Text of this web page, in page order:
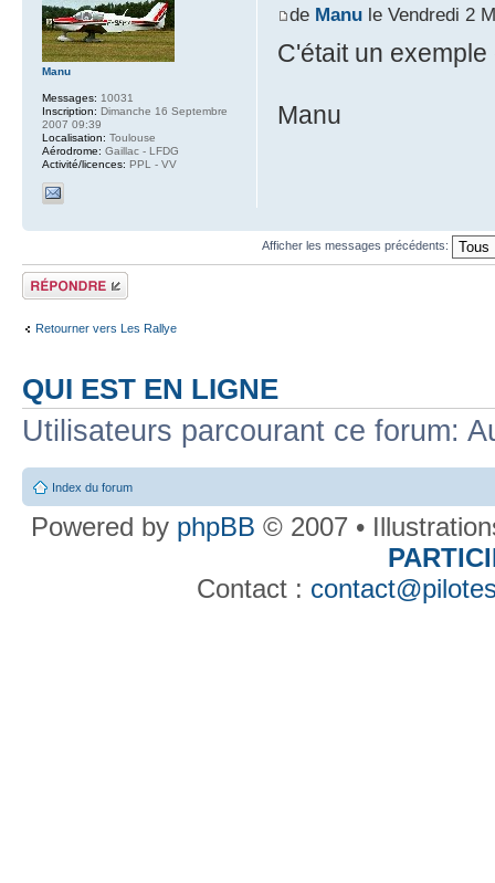
de Manule Vendredi 2
C'était un
Manu
Manu
Messages: 10031
Inscription: Dimanche 16 Septembre
2007 09:39
Localisation: Toulouse
Aérodrome: Gaillac - LFDG
Activité/licences: PPL - VV
Afficher les messages précédents:
Répondre
Retourner vers Les Rallye
QUI EST EN LIGNE
Utilisateurs parcourant ce forum:
Index du forum
Powered by phpBB © 2007 •
Contact :